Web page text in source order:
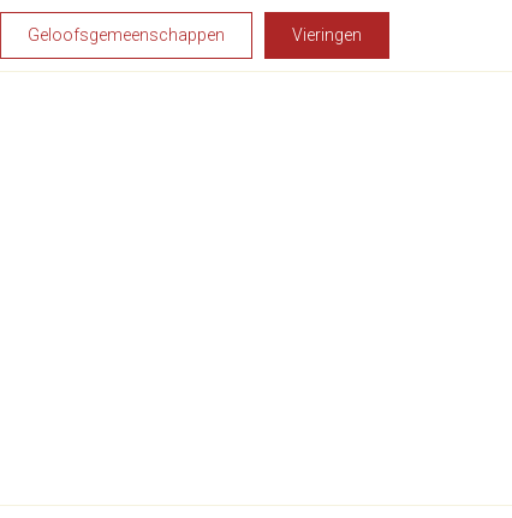
Geloofsgemeenschappen Vieringen